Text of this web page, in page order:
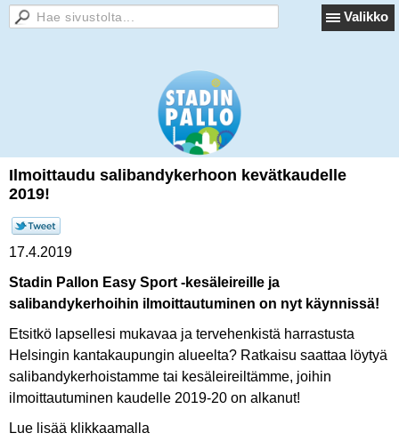
Valikko
Ilmoittaudu salibandykerhoon kevätkaudelle
2019!
17.4.2019
Stadin Pallon Easy Sport -kesäleireille ja
salibandykerhoihin ilmoittautuminen on nyt käynnissä!
Etsitkö lapsellesi mukavaa ja tervehenkistä harrastusta
Helsingin kantakaupungin alueelta? Ratkaisu saattaa löytyä
salibandykerhoistamme tai kesäleireiltämme, joihin
ilmoittautuminen kaudelle 2019-20 on alkanut!
Lue lisää klikkaamalla